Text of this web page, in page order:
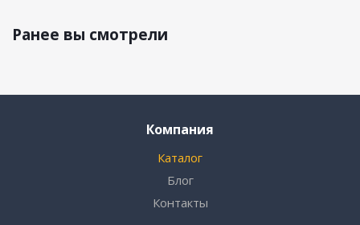
Ранее вы смотрели
Компания
Каталог
Блог
Контакты